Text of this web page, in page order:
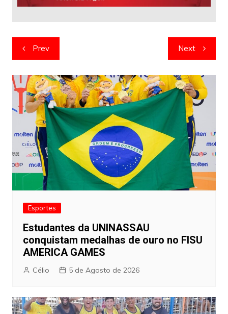
Navegação
de
artigos
Prev Next
Esportes
Estudantes da UNINASSAU
conquistam medalhas de ouro no FISU
AMERICA GAMES
Célio 5 de Agosto de 2026